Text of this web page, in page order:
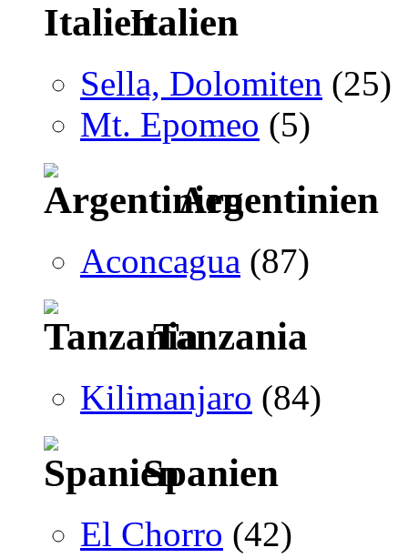
Italien
Sella, Dolomiten (25)
Mt. Epomeo (5)
Argentinien
Aconcagua (87)
Tanzania
Kilimanjaro (84)
Spanien
El Chorro (42)